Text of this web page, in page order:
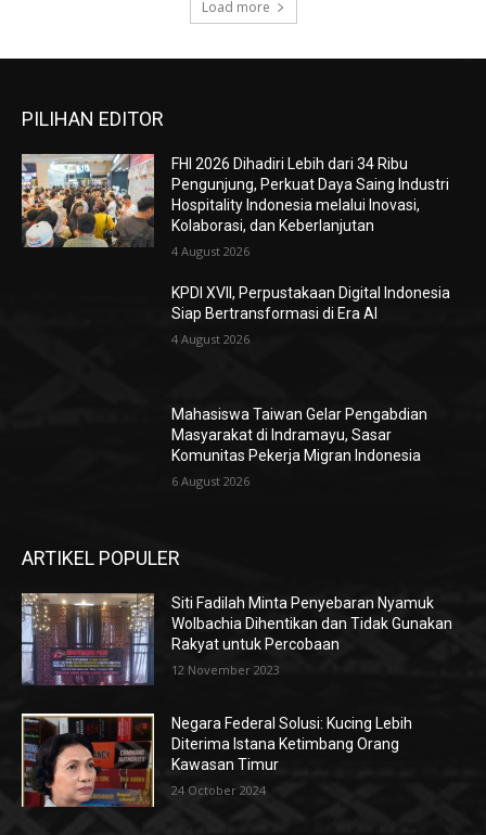
Load more
PILIHAN EDITOR
FHI 2026 Dihadiri Lebih dari 34 Ribu
Pengunjung, Perkuat Daya Saing Industri
Hospitality Indonesia melalui Inovasi,
Kolaborasi, dan Keberlanjutan
4 August 2026
KPDI XVII, Perpustakaan Digital Indonesia
Siap Bertransformasi di Era AI
4 August 2026
Mahasiswa Taiwan Gelar Pengabdian
Masyarakat di Indramayu, Sasar
Komunitas Pekerja Migran Indonesia
6 August 2026
ARTIKEL POPULER
Siti Fadilah Minta Penyebaran Nyamuk
Wolbachia Dihentikan dan Tidak Gunakan
Rakyat untuk Percobaan
12 November 2023
Negara Federal Solusi: Kucing Lebih
Diterima Istana Ketimbang Orang
Kawasan Timur
24 October 2024